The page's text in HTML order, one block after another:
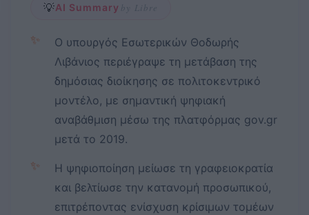
💡AI Summary by Libre
✨
Ο υπουργός Εσωτερικών Θοδωρής
Λιβάνιος περιέγραψε τη μετάβαση της
δημόσιας διοίκησης σε πολιτοκεντρικό
μοντέλο, με σημαντική ψηφιακή
αναβάθμιση μέσω της πλατφόρμας gov.gr
μετά το 2019.
✨
Η ψηφιοποίηση μείωσε τη γραφειοκρατία
και βελτίωσε την κατανομή προσωπικού,
επιτρέποντας ενίσχυση κρίσιμων τομέων